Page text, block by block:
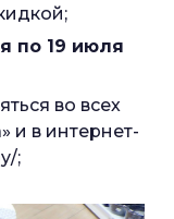
по 19 июля
во всех
и в интернет-
;